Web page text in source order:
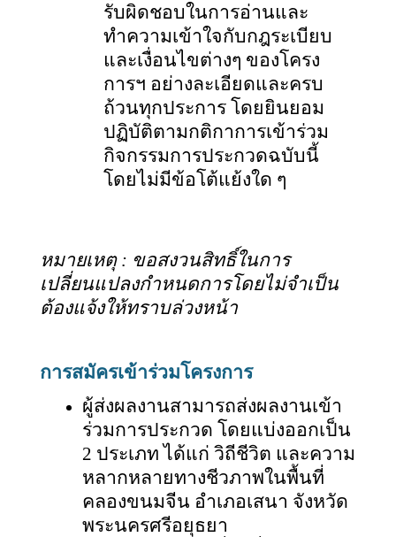
รับผิดชอบในการอ่านและ
ทำความเข้าใจกับกฎระเบียบ
และเงื่อนไขต่างๆ ของโครง
การฯ อย่างละเอียดและครบ
ถ้วนทุกประการ โดยยินยอม
ปฏิบัติตามกติกาการเข้าร่วม
กิจกรรมการประกวดฉบับนี้
โดยไม่มีข้อโต้แย้งใด ๆ
หมายเหตุ : ขอสงวนสิทธิ์ในการ
เปลี่ยนแปลงกำหนดการโดยไม่จำเป็น
ต้องแจ้งให้ทราบล่วงหน้า
การสมัครเข้าร่วมโครงการ
ผู้ส่งผลงานสามารถส่งผลงานเข้า
ร่วมการประกวด โดยแบ่งออกเป็น
2 ประเภท ได้แก่ วิถีชีวิต และความ
หลากหลายทางชีวภาพในพื้นที่
คลองขนมจีน อำเภอเสนา จังหวัด
พระนครศรีอยุธยา